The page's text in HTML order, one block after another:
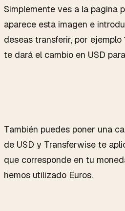
Simplemente ves a la pagina
aparece esta imagen e
deseas transferir, por
te dará el cambio en USD
También puedes poner una
de USD y Transferwise te
que corresponde en tu
hemos utilizado Euros.